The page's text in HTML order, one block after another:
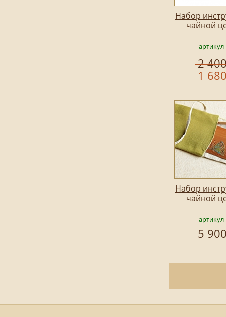
Набор
чайной
артикул
2
1
Набор
чайной
артикул
5